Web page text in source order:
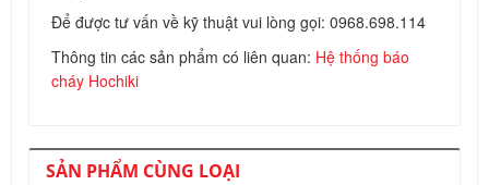
Để được tư vấn về kỹ thuật vui lòng gọi: 0968.698.114
Thông tin các sản phẩm có liên quan: Hệ thống báo
cháy Hochiki
SẢN PHẨM CÙNG LOẠI